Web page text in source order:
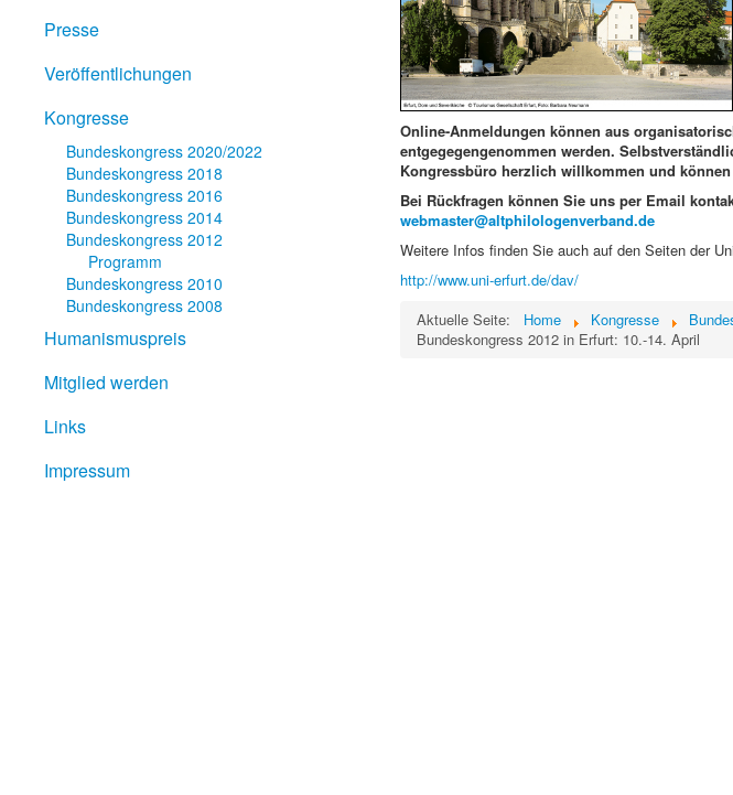
Presse
Veröffentlichungen
Kongresse
Bundeskongress 2020/2022
Bundeskongress 2018
Bundeskongress 2016
Bundeskongress 2014
Bundeskongress 2012
Programm
Bundeskongress 2010
Bundeskongress 2008
Humanismuspreis
Mitglied werden
Links
Impressum
Online-Anmeldungen können aus
entgegegengenommen werden.
Kongressbüro herzlich willkommen und
Bei Rückfragen können Sie uns per Email
webmaster@altphilologenverband.de
Weitere Infos finden Sie auch auf den Seiten der
http://www.uni-erfurt.de/dav/
Aktuelle Seite:
Home Kongresse
Bundeskongress 2012 in Erfurt: 10.-14. April